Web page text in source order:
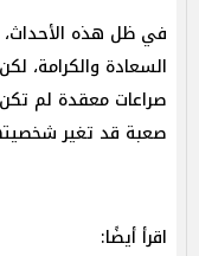
في ظل هذه الأحداث،
السعادة والكرامة،
صراعات معقدة لم تكن
صعبة قد تغير
اقرأ أيضًا: